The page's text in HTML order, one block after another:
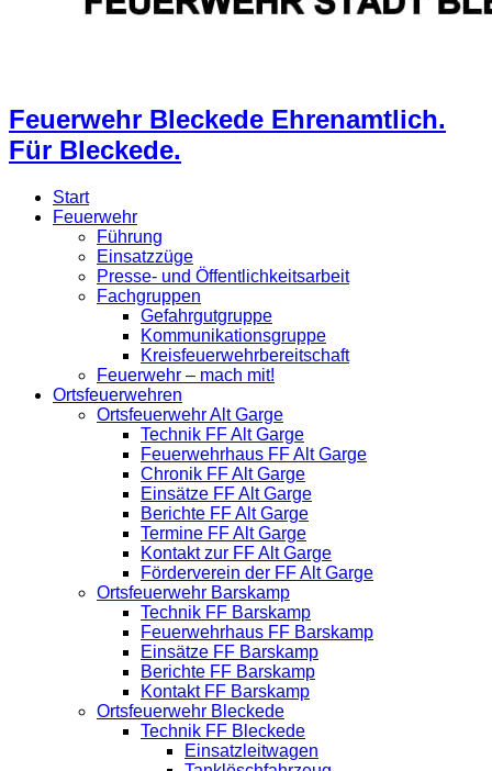
Feuerwehr Bleckede Ehrenamtlich.
Für Bleckede.
Start
Feuerwehr
Führung
Einsatzzüge
Presse- und Öffentlichkeitsarbeit
Fachgruppen
Gefahrgutgruppe
Kommunikationsgruppe
Kreisfeuerwehrbereitschaft
Feuerwehr – mach mit!
Ortsfeuerwehren
Ortsfeuerwehr Alt Garge
Technik FF Alt Garge
Feuerwehrhaus FF Alt Garge
Chronik FF Alt Garge
Einsätze FF Alt Garge
Berichte FF Alt Garge
Termine FF Alt Garge
Kontakt zur FF Alt Garge
Förderverein der FF Alt Garge
Ortsfeuerwehr Barskamp
Technik FF Barskamp
Feuerwehrhaus FF Barskamp
Einsätze FF Barskamp
Berichte FF Barskamp
Kontakt FF Barskamp
Ortsfeuerwehr Bleckede
Technik FF Bleckede
Einsatzleitwagen